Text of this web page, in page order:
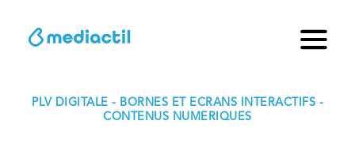
PLV DIGITALE - BORNES ET ECRANS INTERACTIFS -
CONTENUS NUMERIQUES